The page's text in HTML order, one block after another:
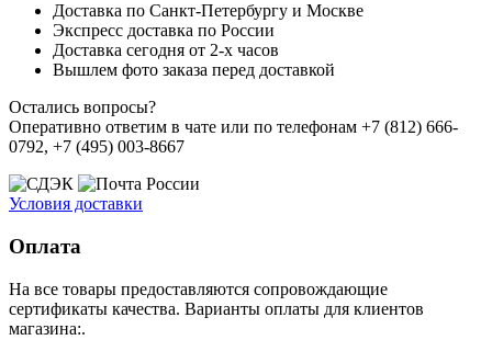
Доставка по Санкт-Петербургу и Москве
Экспресс доставка по России
Доставка сегодня от 2-х часов
Вышлем фото заказа перед доставкой
Остались вопросы?
Оперативно ответим в чате или по телефонам +7 (812) 666-
0792, +7 (495) 003-8667
Условия доставки
Оплата
На все товары предоставляются сопровождающие
сертификаты качества. Варианты оплаты для клиентов
магазина:.